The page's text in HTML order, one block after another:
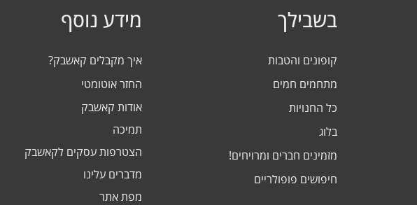
בשבילך
קופונים והטבות
מתחמים חמים
כל החנויות
בלוג
מזמינים חברים ומרויחים!
חיפושים פופולריים
מידע נוסף
איך מקבלים קאשבק?
החזר אוטומטי
אודות קאשבק
תמיכה
הצטרפות עסקים לקאשבק
מדברים עלינו
מפת אתר